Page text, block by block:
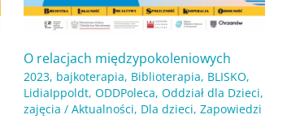
O relacjach międzypokoleniowych
2023, bajkoterapia, Biblioterapia, BLISKO,
LidiaIppoldt,ODDPoleca,Oddział dla Dzieci,
zajęcia /Aktualności, Dla dzieci,Zapowiedzi